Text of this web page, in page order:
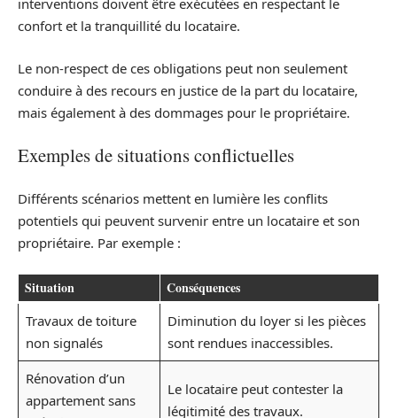
interventions doivent être exécutées en respectant le
confort et la tranquillité du locataire.
Le non-respect de ces obligations peut non seulement
conduire à des recours en justice de la part du locataire,
mais également à des dommages pour le propriétaire.
Exemples de situations conflictuelles
Différents scénarios mettent en lumière les conflits
potentiels qui peuvent survenir entre un locataire et son
propriétaire. Par exemple :
Situation Conséquences
Travaux de toiture
non signalés
Diminution du loyer si les pièces
sont rendues inaccessibles.
Rénovation d’un
appartement sans
Le locataire peut contester la
légitimité des travaux.